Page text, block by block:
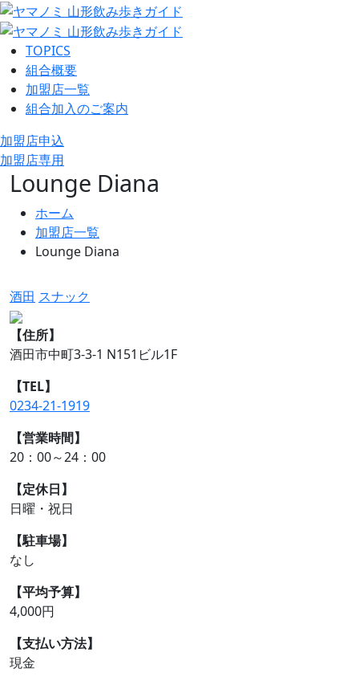
TOPICS
組合概要
加盟店一覧
組合加入のご案内
加盟店申込
加盟店専用
Lounge Diana
ホーム
加盟店一覧
Lounge Diana
酒田 スナック
【住所】
酒田市中町3-3-1 N151ビル1F
【TEL】
0234-21-1919
【営業時間】
20：00～24：00
【定休日】
日曜・祝日
【駐車場】
なし
【平均予算】
4,000円
【支払い方法】
現金